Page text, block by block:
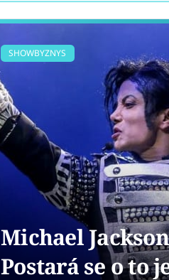
SHOWBYZNYS
Michael
Postará se o to